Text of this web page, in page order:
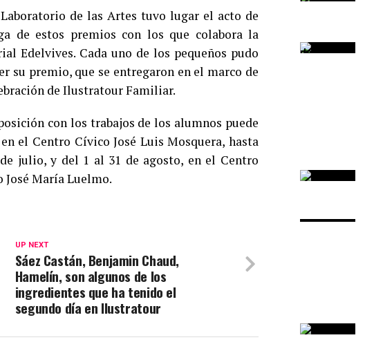
de las Artes tuvo lugar el acto de
de estos premios con los que colabora la
Edelvives. Cada uno de los pequeños pudo
su premio, que se entregaron en el marco de
de Ilustratour Familiar.
con los trabajos de los alumnos puede
el Centro Cívico José Luis Mosquera, hasta
julio, y del 1 al 31 de agosto, en el Centro
José María Luelmo.
UP NEXT
Sáez Castán, Benjamin Chaud,
Hamelín, son algunos de los
ingredientes que ha tenido el
segundo día en Ilustratour